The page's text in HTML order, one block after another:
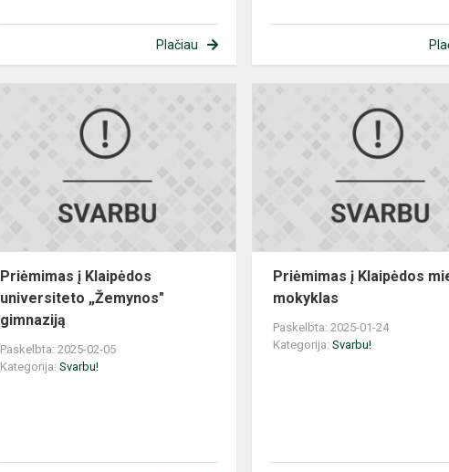
Plačiau
Priėmimas į Klaipėdos
universiteto „Žemynos"
gimnaziją
Paskelbta: 2025-02-05
Kategorija:Svarbu!
Priėmimas į Klaipėdos
mokyklas
Paskelbta: 2025-01-24
Kategorija:Svarbu!